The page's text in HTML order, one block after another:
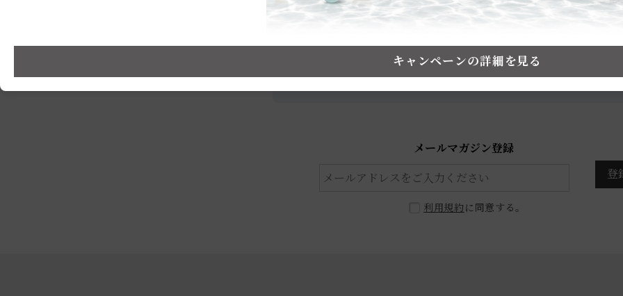
メルマガ会員だけのおトク情報をお届け！
最大10,000円OFFのチャンスも！
メールマガジン登録
登
利用規約 に同意する。
キャンペーンの詳細を見る